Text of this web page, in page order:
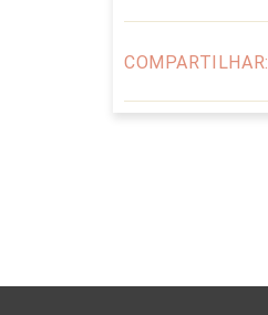
COMPARTILHAR: